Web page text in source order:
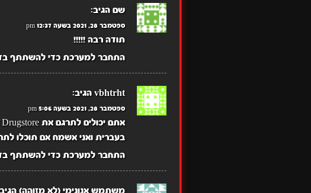
שם הגיב:
ספטמבר 28, 2021 בשעה 12:37 pm
תודה רבה !!!!!
התחבר למערכת כדי להשתתף
vbhtrht הגיב:
ספטמבר 28, 2021 בשעה 5:06 pm
בעברית ואני אשמח אם תוכלו
התחבר למערכת כדי להשתתף
משתמש אנונימי (לא מזוהה)